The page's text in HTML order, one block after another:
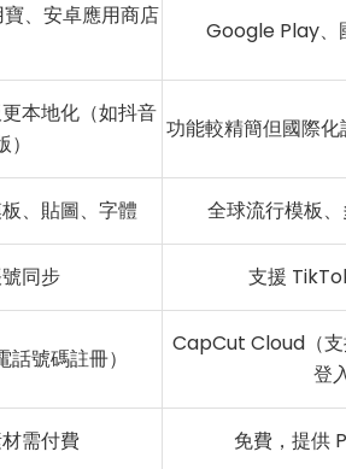
、安卓應用商店
Google Play
本地化（如抖音
功能較精簡但國際
、貼圖、字體 全球流行模板
同步 支援
號碼註冊）
CapCut Cloud（
登
需付費 免費，提供